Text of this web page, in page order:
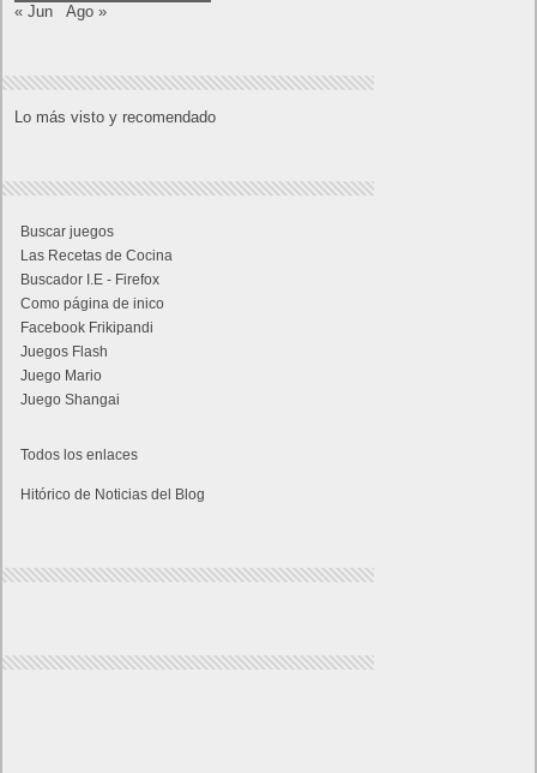
« Jun Ago »
Lo más visto y recomendado
Buscar juegos
Las Recetas de Cocina
Buscador I.E - Firefox
Como página de inico
Facebook Frikipandi
Juegos Flash
Juego Mario
Juego Shangai
Todos los enlaces
Hitórico de Noticias del Blog